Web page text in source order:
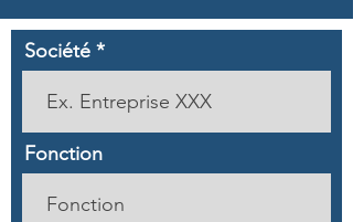
Société
Fonction